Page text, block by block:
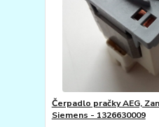
Čerpadlo pračky AEG,
Siemens - 1326630009